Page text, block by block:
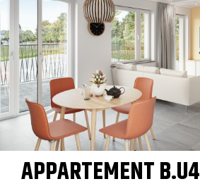
APPARTEMENT B.U4